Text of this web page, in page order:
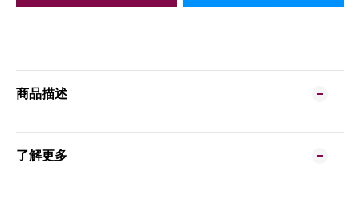
商品描述
了解更多